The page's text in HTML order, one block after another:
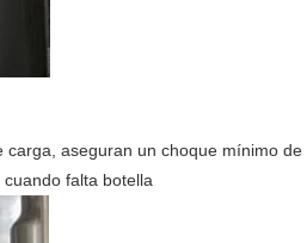
aseguran un choque mínimo
falta botella